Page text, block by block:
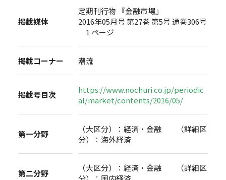
掲載媒体
定期刊行物 『金融市場』
2016年05月号 第27巻 第5号 通巻306号
1 ページ
掲載コーナー 潮流
掲載号目次
https://www.nochuri.co.jp/periodic
al/market/contents/2016/05/
第一分野
（大区分）：経済・金融 （詳細区
分）：海外経済
第二分野
（大区分）：経済・金融 （詳細区